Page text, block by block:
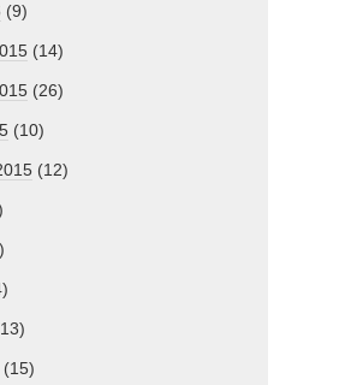
(9)
(14)
(26)
(10)
(12)
(15)